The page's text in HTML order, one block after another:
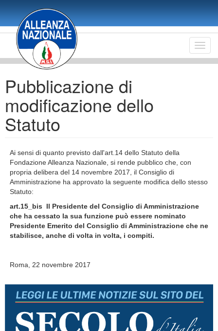
contenuto
principale
Pubblicazione di
modificazione dello
Statuto
Ai sensi di quanto previsto dall'art.14 dello Statuto della
Fondazione Alleanza Nazionale, si rende pubblico che, con
propria delibera del 14 novembre 2017, il Consiglio di
Amministrazione ha approvato la seguente modifica dello stesso
Statuto:
art.15_bis Il Presidente del Consiglio di Amministrazione
che ha cessato la sua funzione può essere nominato
Presidente Emerito del Consiglio di Amministrazione che ne
stabilisce, anche di volta in volta, i compiti.
Roma, 22 novembre 2017